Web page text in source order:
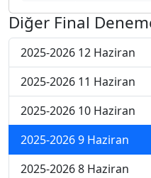
Diğer Final
2025-2026 12 Haziran
2025-2026 11 Haziran
2025-2026 10 Haziran
2025-2026 9 Haziran
2025-2026 8 Haziran